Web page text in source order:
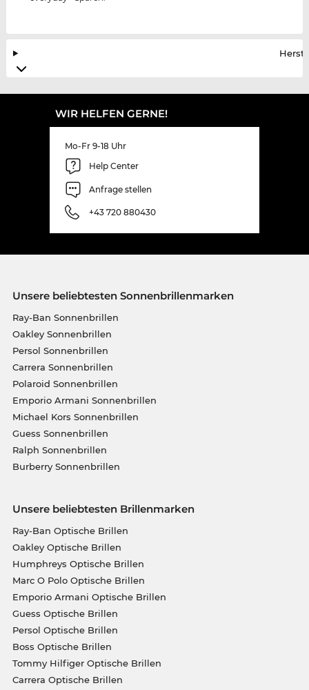
WIR HELFEN GERNE!
Mo-Fr 9-18 Uhr
Help Center
Anfrage stellen
+43 720 880430
Unsere beliebtesten Sonnenbrillenmarken
Ray-Ban Sonnenbrillen
Oakley Sonnenbrillen
Persol Sonnenbrillen
Carrera Sonnenbrillen
Polaroid Sonnenbrillen
Emporio Armani Sonnenbrillen
Michael Kors Sonnenbrillen
Guess Sonnenbrillen
Ralph Sonnenbrillen
Burberry Sonnenbrillen
Unsere beliebtesten Brillenmarken
Ray-Ban Optische Brillen
Oakley Optische Brillen
Humphreys Optische Brillen
Marc O Polo Optische Brillen
Emporio Armani Optische Brillen
Guess Optische Brillen
Persol Optische Brillen
Boss Optische Brillen
Tommy Hilfiger Optische Brillen
Carrera Optische Brillen